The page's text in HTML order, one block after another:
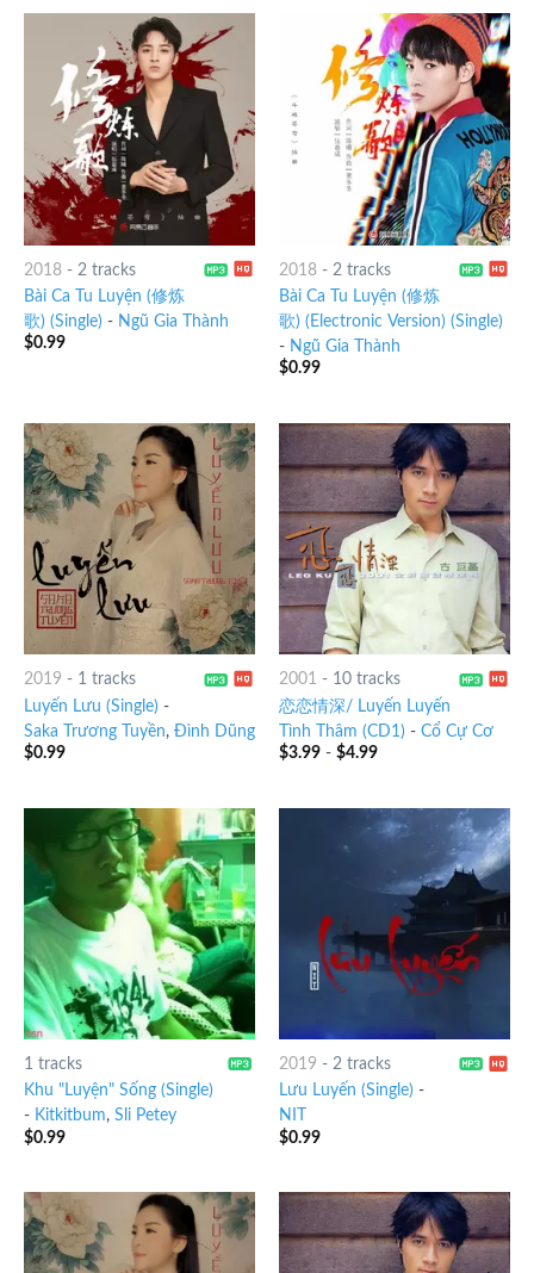
2018- 2 tracks
Bài Ca Tu Luyện (修炼
歌) (Single) - Ngũ Gia Thành
$0.99
2018- 2 tracks
Bài Ca Tu Luyện (修炼
歌) (Electronic Version) (Single)
- Ngũ Gia Thành
$0.99
2019 - 1 tracks
Luyến Lưu (Single) -
Saka Trương Tuyền, Đình Dũng
$0.99
2001 - 10 tracks
恋恋情深/ Luyến Luyến
Tình Thâm (CD1) - Cổ Cự Cơ
$3.99- $4.99
1 tracks
Khu "Luyện" Sống (Single)
- Kitkitbum, Sli Petey
$0.99
2019 - 2 tracks
Lưu Luyến (Single) -
NIT
$0.99